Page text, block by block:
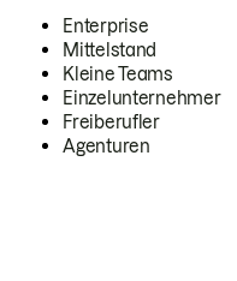
Enterprise
Mittelstand
Kleine Teams
Einzelunternehmer
Freiberufler
Agenturen